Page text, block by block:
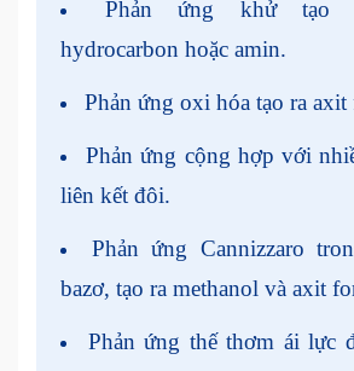
Phản ứng khử tạo
hydrocarbon hoặc amin.
Phản ứng oxi hóa tạo ra
Phản ứng cộng hợp với
liên kết đôi.
Phản ứng Cannizzaro
bazơ, tạo ra methanol và axit
Phản ứng thế thơm ái lực